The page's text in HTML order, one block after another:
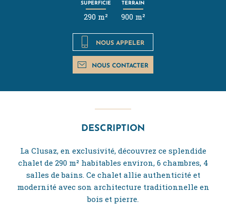
SUPERFICIE
290 m²
TERRAIN
900 m²
NOUS APPELER
NOUS CONTACTER
DESCRIPTION
La Clusaz, en exclusivité, découvrez ce splendide
chalet de 290 m² habitables environ, 6 chambres, 4
salles de bains. Ce chalet allie authenticité et
modernité avec son architecture traditionnelle en
bois et pierre.